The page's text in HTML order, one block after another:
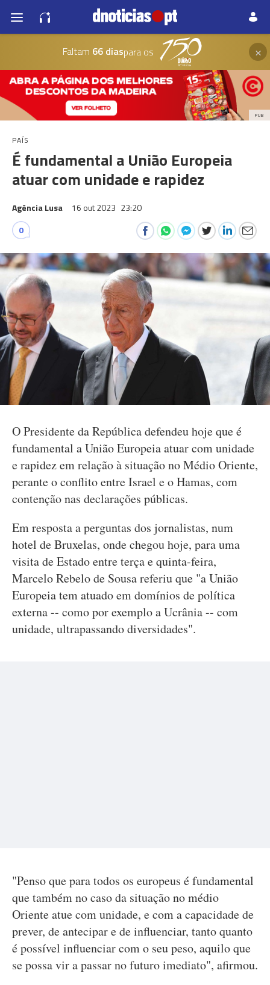
Faltam 66 diaspara os ×
PUB
PAÍS
É fundamental a União Europeia
atuar com unidade e rapidez
Agência Lusa 16 out 2023 23:20
0
O Presidente da República defendeu hoje que é
fundamental a União Europeia atuar com unidade
e rapidez em relação à situação no Médio Oriente,
perante o conflito entre Israel e o Hamas, com
contenção nas declarações públicas.
Em resposta a perguntas dos jornalistas, num
hotel de Bruxelas, onde chegou hoje, para uma
visita de Estado entre terça e quinta-feira,
Marcelo Rebelo de Sousa referiu que "a União
Europeia tem atuado em domínios de política
externa -- como por exemplo a Ucrânia -- com
unidade, ultrapassando diversidades".
"Penso que para todos os europeus é fundamental
que também no caso da situação no médio
Oriente atue com unidade, e com a capacidade de
prever, de antecipar e de influenciar, tanto quanto
é possível influenciar com o seu peso, aquilo que
se possa vir a passar no futuro imediato", afirmou.